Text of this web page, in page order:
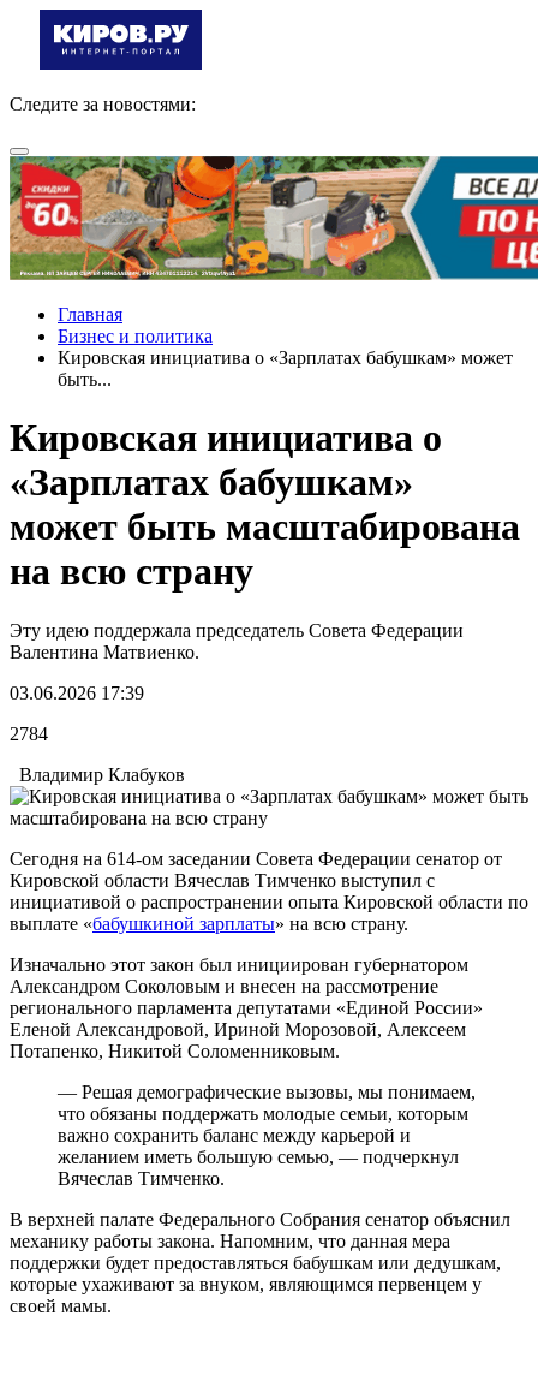
Следите за новостями:
Главная
Бизнес и политика
Кировская инициатива о «Зарплатах бабушкам» может
быть...
Кировская инициатива о
«Зарплатах бабушкам»
может быть масштабирована
на всю страну
Эту идею поддержала председатель Совета Федерации
Валентина Матвиенко.
03.06.2026 17:39
2784
Владимир Клабуков
Сегодня на 614-ом заседании Совета Федерации сенатор от
Кировской области Вячеслав Тимченко выступил с
инициативой о распространении опыта Кировской области по
выплате «бабушкиной зарплаты» на всю страну.
Изначально этот закон был инициирован губернатором
Александром Соколовым и внесен на рассмотрение
регионального парламента депутатами «Единой России»
Еленой Александровой, Ириной Морозовой, Алексеем
Потапенко, Никитой Соломенниковым.
— Решая демографические вызовы, мы понимаем,
что обязаны поддержать молодые семьи, которым
важно сохранить баланс между карьерой и
желанием иметь большую семью, — подчеркнул
Вячеслав Тимченко.
В верхней палате Федерального Собрания сенатор объяснил
механику работы закона. Напомним, что данная мера
поддержки будет предоставляться бабушкам или дедушкам,
которые ухаживают за внуком, являющимся первенцем у
своей мамы.